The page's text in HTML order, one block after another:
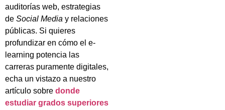
auditorías web, estrategias
de Social Media y relaciones
públicas. Si quieres
profundizar en cómo el e-
learning potencia las
carreras puramente digitales,
echa un vistazo a nuestro
artículo sobre donde
estudiar grados superiores